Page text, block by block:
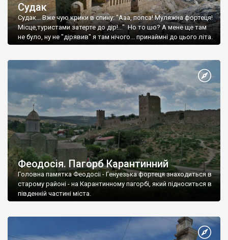
Судак
Судак... Вже чую крики в спину: "Ааа, попса! Муляжна фортеця!
Місце,туристами затерте до дір!..." Но то шо? А мене ще там
не було, ну не "дірявив" я там нічого... принаймні до цього літа.
Феодосія. Пагорб Карантинний
Головна памятка Феодосії - Генуезька фортеця знаходиться в
старому районі - на Карантинному пагорбі, який підноситься в
південній частині міста.